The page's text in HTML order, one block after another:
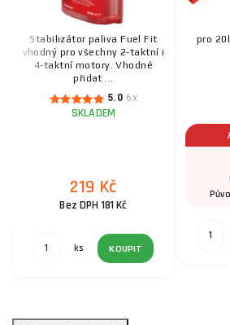
Stabilizátor paliva Fuel Fit
vhodný pro všechny 2-taktní i
4-taktní motory. Vhodné
přidat ...
5.0 6x
SKLADEM
219 Kč
Bez DPH 181 Kč
ks KOUPIT
pro